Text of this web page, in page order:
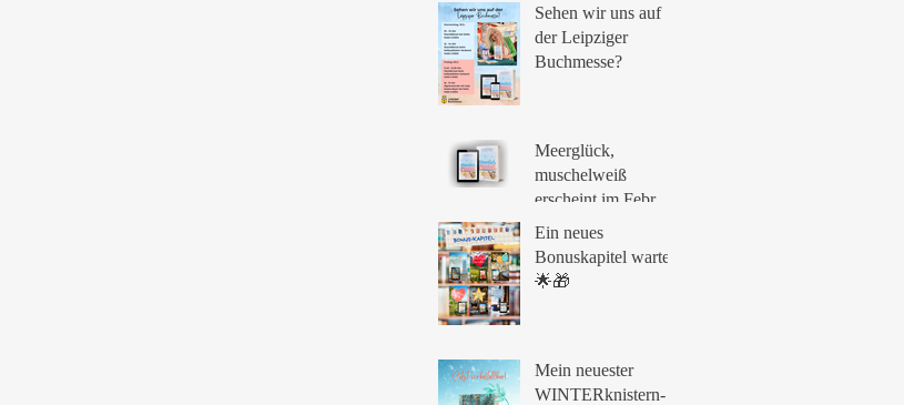
Sehen wir uns auf
der Leipziger
Buchmesse?
Meerglück,
muschelweiß
erscheint im Februar
🌟
Ein neues
Bonuskapitel wartet!
🌟🎁
Mein neuester
WINTERknistern-